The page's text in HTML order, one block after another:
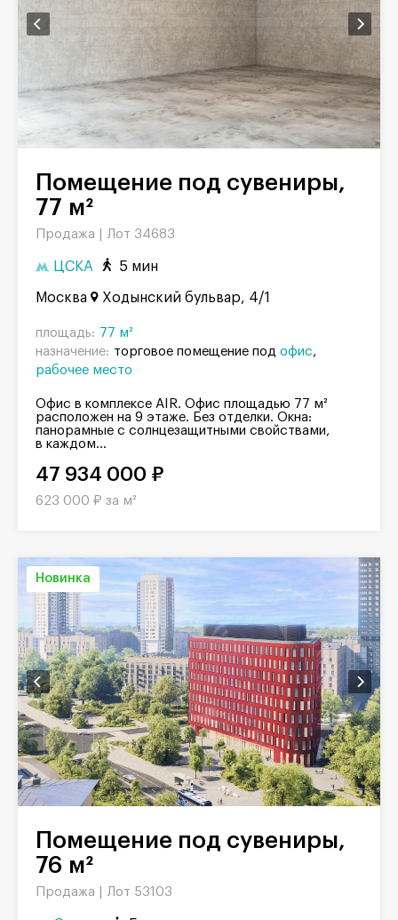
Помещение под сувениры,
77 м²
Продажа | Лот 34683
ЦСКА 5 мин
Москва Ходынский бульвар, 4/1
площадь: 77 м²
назначение: торговое помещение под офис
рабочее место
Офис в комплексе AIR. Офис площадью 77 м²
расположен на 9 этаже. Без отделки. Окна:
панорамные с солнцезащитными свойствами,
в каждом...
47 934 000 ₽
623 000 ₽ за м²
Новинка
Помещение под сувениры,
76 м²
Продажа | Лот 53103